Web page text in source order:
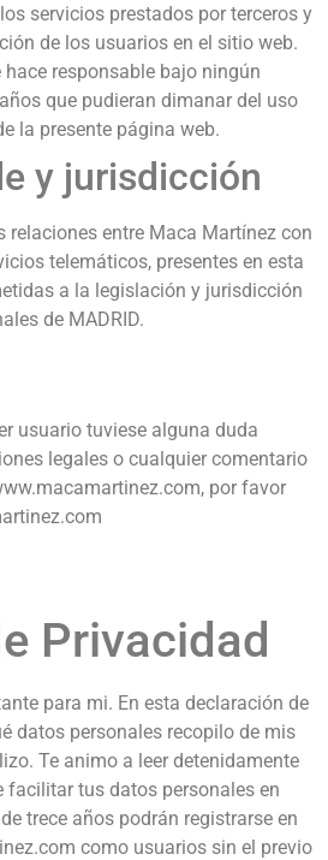
servicios prestados por terceros y
de los usuarios en el sitio web.
hace responsable bajo ningún
que pudieran dimanar del uso
la presente página web.
y jurisdicción
relaciones entre Maca Martínez con
telemáticos, presentes en esta
a la legislación y jurisdicción
de MADRID.
usuario tuviese alguna duda
legales o cualquier comentario
por favor
Privacidad
para mi. En esta declaración de
datos personales recopilo de mis
Te animo a leer detenidamente
facilitar tus datos personales en
trece años podrán registrarse en
como usuarios sin el previo